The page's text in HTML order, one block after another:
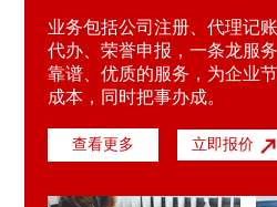
业务包括公司注册、代理记
代办、荣誉申报，一条龙服
靠谱、优质的服务，为企业
成本，同时把事办成。
查看更多 立即报价